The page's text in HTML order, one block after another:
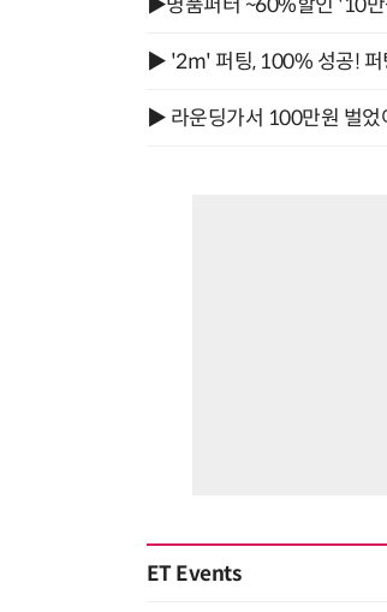
▶명품퍼터 ~60%할인 '10
▶ '2m' 퍼팅, 100% 성공! 퍼
▶ 라운딩가서 100만원 벌었
ET Events